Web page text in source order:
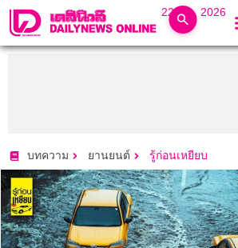
22 ก.ค. 2026
บทความ ยานยนต์ รู้ก่อนเหยียบ